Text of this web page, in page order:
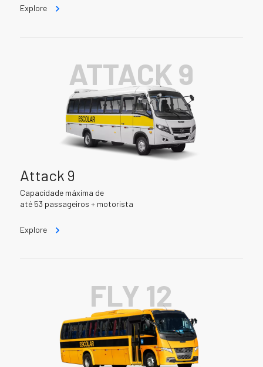
Explore
ATTACK 9
Attack 9
Capacidade máxima de
até 53 passageiros + motorista
Explore
FLY 12